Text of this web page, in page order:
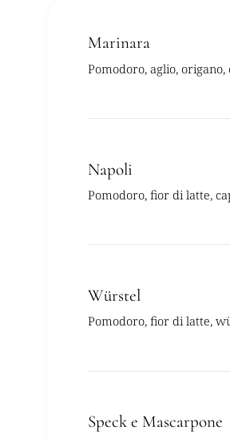
Marinara
Pomodoro, aglio, origano,
Napoli
Pomodoro, fior di latte,
Würstel
Pomodoro, fior di latte,
Speck e Mascarpone